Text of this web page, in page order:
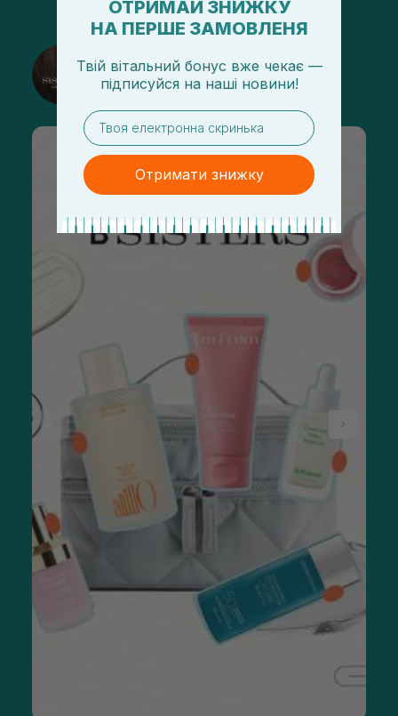
@sisters_stelmakh в Instagram
Подписаться
ОТРИМАЙ ЗНИЖКУ
НА ПЕРШЕ ЗАМОВЛЕНЯ
Твій вітальний бонус вже чекає —
підписуйся на наші новини!
email
Отримати знижку